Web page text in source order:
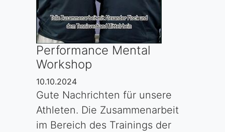
Performance Mental
Workshop
10.10.2024
Gute Nachrichten für unsere
Athleten. Die Zusammenarbeit
im Bereich des Trainings der